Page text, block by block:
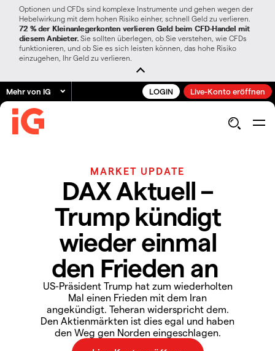
Optionen und CFDs sind komplexe Instrumente und gehen wegen der
Hebelwirkung mit dem hohen Risiko einher, schnell Geld zu verlieren.
72 % der Kleinanlegerkonten verlieren Geld beim CFD-Handel mit
diesem Anbieter. Sie sollten überlegen, ob Sie verstehen, wie CFDs
funktionieren, und ob Sie es sich leisten können, das hohe Risiko
einzugehen, Ihr Geld zu verlieren.
Mehr von IG LOGIN Live-Konto eröffnen
MARKET UPDATE
DAX Aktuell –
Trump kündigt
wieder einmal
den Frieden an
US-Präsident Trump hat zum wiederholten
Mal einen Frieden mit dem Iran
angekündigt. Teheran widerspricht dem.
Den Aktienmärkten ist dies egal und haben
den Weg gen Norden eingeschlagen.